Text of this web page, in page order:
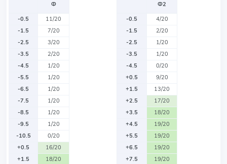
Ф
-0.5
11/20
-1.5
7/20
-2.5
3/20
-3.5
2/20
-4.5
1/20
-5.5
1/20
-6.5
1/20
-7.5
1/20
-8.5
1/20
-9.5
1/20
-10.5
0/20
+0.5
16/20
+1.5
18/20
Ф2
-0.5
4/20
-1.5
2/20
-2.5
1/20
-3.5
1/20
-4.5
0/20
+0.5
9/20
+1.5
13/20
+2.5
17/20
+3.5
18/20
+4.5
19/20
+5.5
19/20
+6.5
19/20
+7.5
19/20